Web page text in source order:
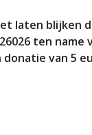
laten blijken
ten
van 5